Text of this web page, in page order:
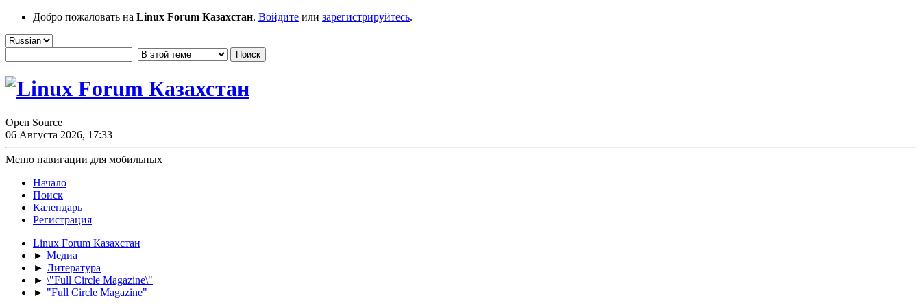
Добро пожаловать на Linux Forum Казахстан. Войдите или зарегистрируйтесь.
Open Source
06 Августа 2026, 17:33
Меню навигации для мобильных
Начало
Поиск
Календарь
Регистрация
Linux Forum Казахстан
► Медиа
► Литература
► \"Full Circle Magazine\"
► "Full Circle Magazine"